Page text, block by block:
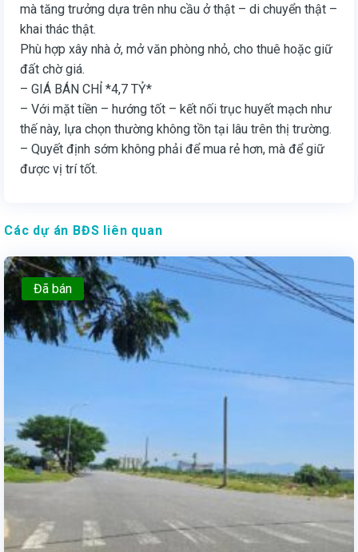
mà tăng trưởng dựa trên nhu cầu ở thật – di chuyển thật –
khai thác thật.
Phù hợp xây nhà ở, mở văn phòng nhỏ, cho thuê hoặc giữ
đất chờ giá.
– GIÁ BÁN CHỈ *4,7 TỶ*
– Với mặt tiền – hướng tốt – kết nối trục huyết mạch như
thế này, lựa chọn thường không tồn tại lâu trên thị trường.
– Quyết định sớm không phải để mua rẻ hơn, mà để giữ
được vị trí tốt.
Các dự án BĐS liên quan
Đã bán